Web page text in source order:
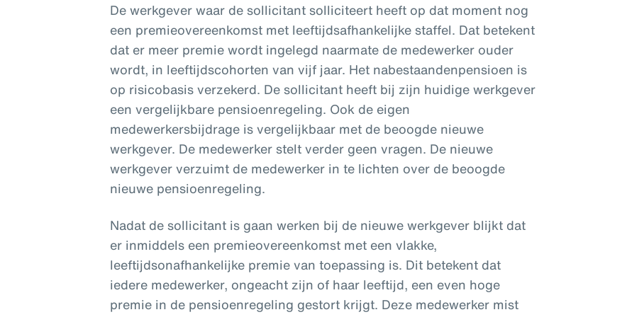
De werkgever waar de sollicitant solliciteert heeft op dat moment nog
een premieovereenkomst met leeftijdsafhankelijke staffel. Dat betekent
dat er meer premie wordt ingelegd naarmate de medewerker ouder
wordt, in leeftijdscohorten van vijf jaar. Het nabestaandenpensioen is
op risicobasis verzekerd. De sollicitant heeft bij zijn huidige werkgever
een vergelijkbare pensioenregeling. Ook de eigen
medewerkersbijdrage is vergelijkbaar met de beoogde nieuwe
werkgever. De medewerker stelt verder geen vragen. De nieuwe
werkgever verzuimt de medewerker in te lichten over de beoogde
nieuwe pensioenregeling.
Nadat de sollicitant is gaan werken bij de nieuwe werkgever blijkt dat
er inmiddels een premieovereenkomst met een vlakke,
leeftijdsonafhankelijke premie van toepassing is. Dit betekent dat
iedere medewerker, ongeacht zijn of haar leeftijd, een even hoge
premie in de pensioenregeling gestort krijgt. Deze medewerker mist